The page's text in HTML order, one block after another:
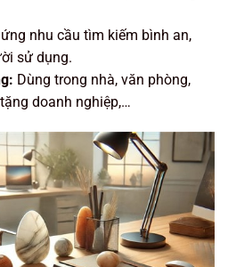
nhu cầu tìm kiếm bình an,
sử dụng.
Dùng trong nhà, văn phòng,
doanh nghiệp,…